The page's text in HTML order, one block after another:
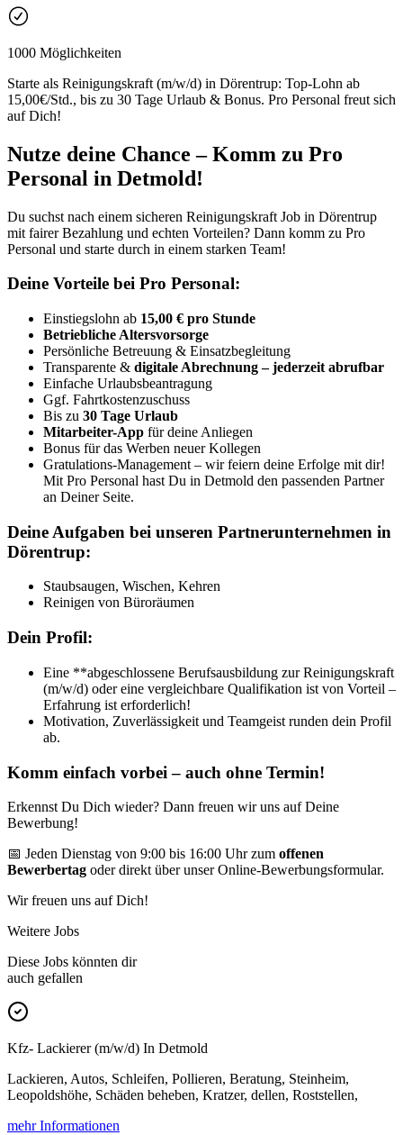
1000 Möglichkeiten
Starte als Reinigungskraft (m/w/d) in Dörentrup: Top-Lohn ab
15,00€/Std., bis zu 30 Tage Urlaub & Bonus. Pro Personal freut sich
auf Dich!
Nutze deine Chance – Komm zu Pro
Personal in Detmold!
Du suchst nach einem sicheren Reinigungskraft Job in Dörentrup
mit fairer Bezahlung und echten Vorteilen? Dann komm zu Pro
Personal und starte durch in einem starken Team!
Deine Vorteile bei Pro Personal:
Einstiegslohn ab 15,00 € pro Stunde
Betriebliche Altersvorsorge
Persönliche Betreuung & Einsatzbegleitung
Transparente & digitale Abrechnung – jederzeit abrufbar
Einfache Urlaubsbeantragung
Ggf. Fahrtkostenzuschuss
Bis zu 30 Tage Urlaub
Mitarbeiter-App für deine Anliegen
Bonus für das Werben neuer Kollegen
Gratulations-Management – wir feiern deine Erfolge mit dir!
Mit Pro Personal hast Du in Detmold den passenden Partner
an Deiner Seite.
Deine Aufgaben bei unseren Partnerunternehmen in
Dörentrup:
Staubsaugen, Wischen, Kehren
Reinigen von Büroräumen
Dein Profil:
Eine **abgeschlossene Berufsausbildung zur Reinigungskraft
(m/w/d) oder eine vergleichbare Qualifikation ist von Vorteil –
Erfahrung ist erforderlich!
Motivation, Zuverlässigkeit und Teamgeist runden dein Profil
ab.
Komm einfach vorbei – auch ohne Termin!
Erkennst Du Dich wieder? Dann freuen wir uns auf Deine
Bewerbung!
📅 Jeden Dienstag von 9:00 bis 16:00 Uhr zum offenen
Bewerbertag oder direkt über unser Online-Bewerbungsformular.
Wir freuen uns auf Dich!
Weitere Jobs
Diese Jobs könnten dir
auch gefallen
Kfz- Lackierer (m/w/d) In Detmold
Lackieren, Autos, Schleifen, Pollieren, Beratung, Steinheim,
Leopoldshöhe, Schäden beheben, Kratzer, dellen, Roststellen,
mehr Informationen